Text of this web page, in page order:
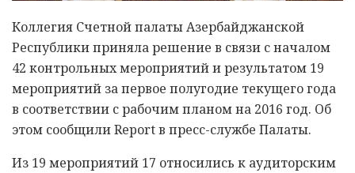
Коллегия Счетной палаты Азербайджанской
Республики приняла решение в связи с началом
42 контрольных мероприятий и результатом 19
мероприятий за первое полугодие текущего года
в соответствии с рабочим планом на 2016 год. Об
этом сообщили Report в пресс-службе Палаты.
Из 19 мероприятий 17 относились к аудиторским